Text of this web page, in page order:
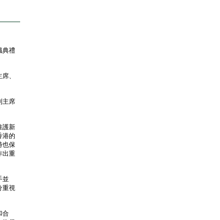
典禮
、
主席
護新
港的
也保
出重
並
重視
合